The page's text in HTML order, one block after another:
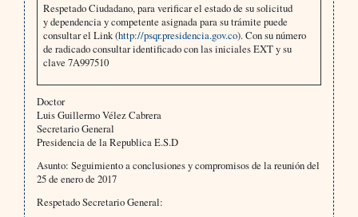
Respetado Ciudadano, para verificar el estado de su solicitud
y dependencia y competente asignada para su trámite puede
consultar el Link (http://psqr.presidencia.gov.co). Con su número
de radicado consultar identificado con las iniciales EXT y su
clave 7A997510
Doctor
Luis Guillermo Vélez Cabrera
Secretario General
Presidencia de la Republica E.S.D
Asunto: Seguimiento a conclusiones y compromisos de la reunión del
25 de enero de 2017
Respetado Secretario General: